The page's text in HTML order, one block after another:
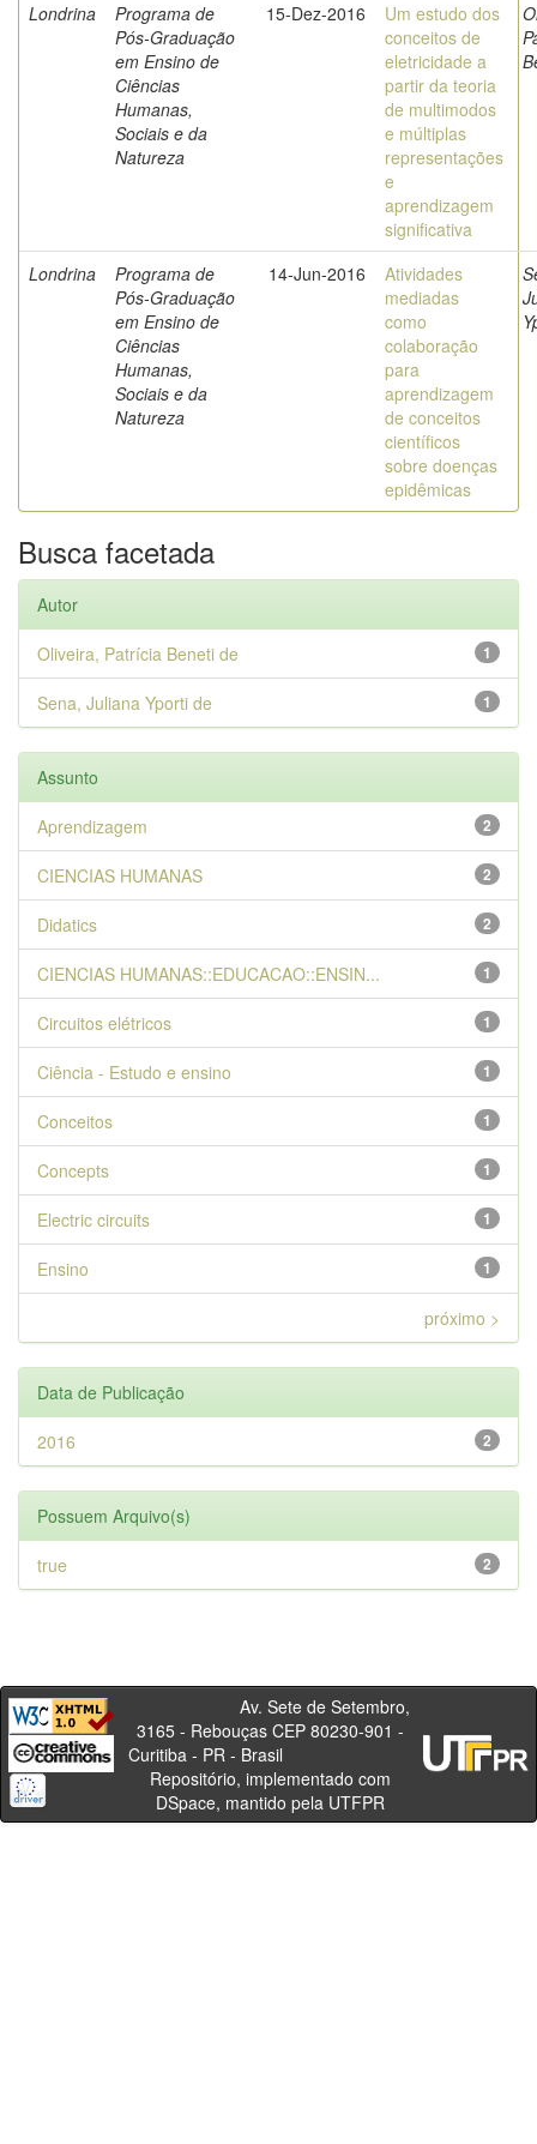
Londrina
Programa de
Pós-Graduação
em Ensino de
Ciências
Humanas,
Sociais e da
Natureza
15-Dez-2016
Um estudo dos
conceitos de
eletricidade a
partir da teoria
de multimodos
e múltiplas
representações
e
aprendizagem
significativa
Londrina
Programa de
Pós-Graduação
em Ensino de
Ciências
Humanas,
Sociais e da
Natureza
14-Jun-2016
Atividades
mediadas
como
colaboração
para
aprendizagem
de conceitos
científicos
sobre doenças
epidêmicas
Busca facetada
Autor
1
Oliveira, Patrícia Beneti de
1
Sena, Juliana Yporti de
Assunto
2
Aprendizagem
2
CIENCIAS HUMANAS
2
Didatics
1
CIENCIAS HUMANAS::EDUCACAO::ENSIN...
1
Circuitos elétricos
1
Ciência - Estudo e ensino
1
Conceitos
1
Concepts
1
Electric circuits
1
Ensino
próximo >
Data de Publicação
2
2016
Possuem Arquivo(s)
2
true
Av. Sete de Setembro,
3165 - Rebouças CEP 80230-901 -
Curitiba - PR - Brasil
Repositório, implementado com
DSpace, mantido pela UTFPR